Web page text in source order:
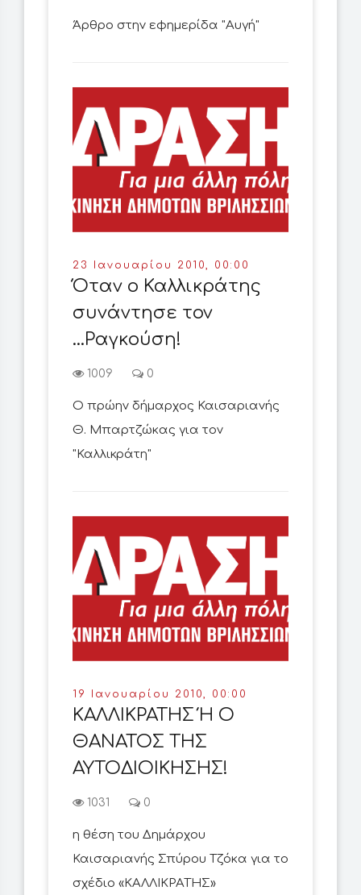
Άρθρο στην εφημερίδα "Αυγή"
23 Ιανουαρίου 2010, 00:00
Όταν ο Καλλικράτης
συνάντησε τον
...Ραγκούση!
1009 0
Ο πρώην δήμαρχος Καισαριανής
Θ. Μπαρτζώκας για τον
"Καλλικράτη"
19 Ιανουαρίου 2010, 00:00
ΚΑΛΛΙΚΡΑΤΗΣ Ή Ο
ΘΑΝΑΤΟΣ ΤΗΣ
ΑΥΤΟΔΙΟΙΚΗΣΗΣ!
1031 0
η θέση του Δημάρχου
Καισαριανής Σπύρου Τζόκα για το
σχέδιο «ΚΑΛΛΙΚΡΑΤΗΣ»